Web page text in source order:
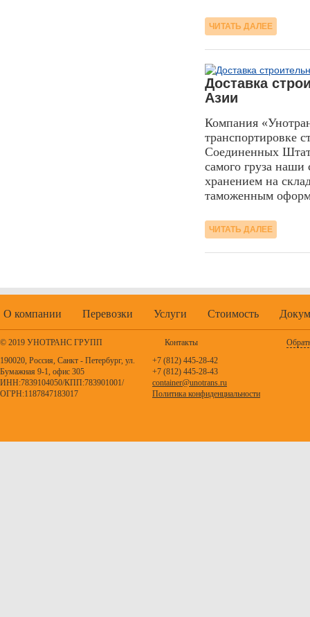
ЧИТАТЬ ДАЛЕЕ
Доставка
Азии
Компания
транспортировке
Соединенных
самого груза наши
хранением на
таможенным
ЧИТАТЬ ДАЛЕЕ
О компании Перевозки Услуги Стоимость
© 2019 УНОТРАНС ГРУПП
190020, Россия, Санкт - Петербург, ул.
Бумажная 9-1, офис 305
ИНН:7839104050/КПП:783901001/
ОГРН:1187847183017
Контакты
+7 (812) 445-28-42
+7 (812) 445-28-43
container@unotrans.ru
Политика конфиденциальности